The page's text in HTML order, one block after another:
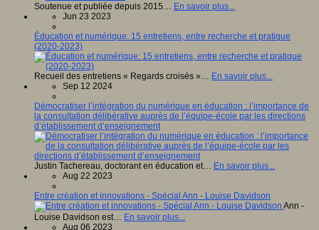
Soutenue et publiée depuis 2015… En savoir plus...
Jun 23 2023
Éducation et numérique: 15 entretiens, entre recherche et pratique
(2020-2023)
Recueil des entretiens « Regards croisés »… En savoir plus...
Sep 12 2024
Démocratiser l’intégration du numérique en éducation : l’importance de
la consultation délibérative auprès de l’équipe-école par les directions
d’établissement d’enseignement
Justin Tachereau, doctorant en éducation et… En savoir plus...
Aug 22 2023
Entre création et innovations - Spécial Ann - Louise Davidson
Ann -
Louise Davidson est… En savoir plus...
Aug 06 2023